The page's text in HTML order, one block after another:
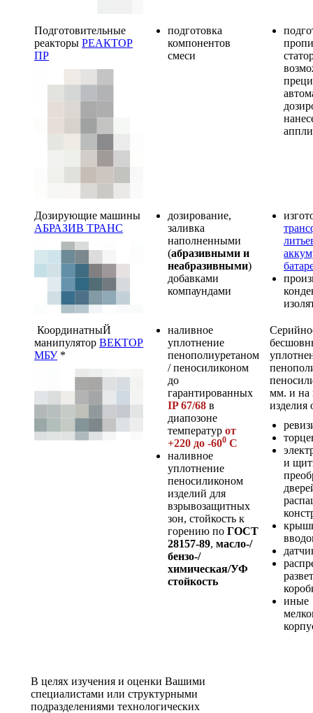
Подготовительные
реакторы РЕАКТОР
ПР
подготовка
компонентов
смеси
Дозирующие машины
АБРАЗИВ ТРАНС
дозирование,
заливка
наполненными
(абразивными и
неабразивными)
добавками
компаундами
КоординатныЙ
манипулятор ВЕКТОР
МБУ*
наливное
уплотнение
пенополиуретаном
/ пеносиликоном
до
гарантированных
IP 67/68 в
диапозоне
температур от
+220 до -600 С
наливное
уплотнение
пеносиликоном
изделий для
взрывозащитных
зон, стойкость к
горению по ГОСТ
28157-89, масло-/
бензо-/
химическая/УФ
стойкость
мм. и на
изделия
и
иные
В целях изучения и оценки Вашими
специалистами или структурными
подразделениями технологических